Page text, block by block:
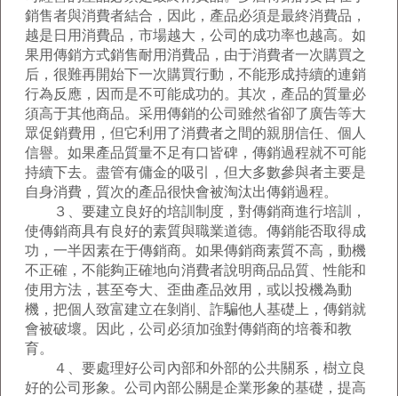
銷售者與消費者結合，因此，產品必須是最終消費品，
越是日用消費品，市場越大，公司的成功率也越高。如
果用傳銷方式銷售耐用消費品，由于消費者一次購買之
后，很難再開始下一次購買行動，不能形成持續的連銷
行為反應，因而是不可能成功的。其次，產品的質量必
須高于其他商品。采用傳銷的公司雖然省卻了廣告等大
眾促銷費用，但它利用了消費者之間的親朋信任、個人
信譽。如果產品質量不足有口皆碑，傳銷過程就不可能
持續下去。盡管有傭金的吸引，但大多數參與者主要是
自身消費，質次的產品很快會被淘汰出傳銷過程。
３、要建立良好的培訓制度，對傳銷商進行培訓，
使傳銷商具有良好的素質與職業道德。傳銷能否取得成
功，一半因素在于傳銷商。如果傳銷商素質不高，動機
不正確，不能夠正確地向消費者說明商品品質、性能和
使用方法，甚至夸大、歪曲產品效用，或以投機為動
機，把個人致富建立在剝削、詐騙他人基礎上，傳銷就
會被破壞。因此，公司必須加強對傳銷商的培養和教
育。
４、要處理好公司內部和外部的公共關系，樹立良
好的公司形象。公司內部公關是企業形象的基礎，提高